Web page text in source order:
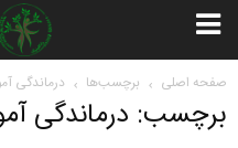
صفحه اصلی برچسب‌ها درماندگی
برچسب: درماندگی